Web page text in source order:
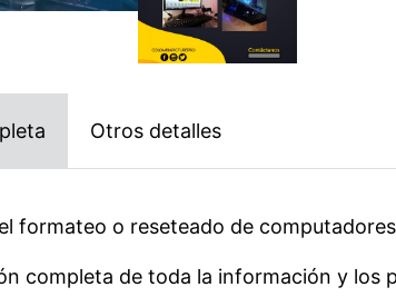
Otros detalles
formateo o reseteado de
completa de toda la información y los